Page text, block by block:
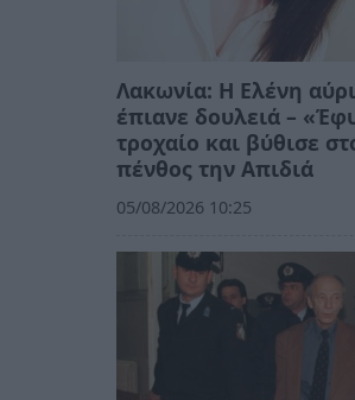
Λακωνία: Η Ελένη
έπιανε δουλειά –
τροχαίο και βύθισε
πένθος την Απιδιά
05/08/2026 10:25